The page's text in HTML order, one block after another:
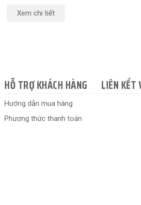
Xem chi tiết
HỖ TRỢ KHÁCH HÀNG
Hướng dẫn mua hàng
Phương thức thanh toán
LIÊN KẾT